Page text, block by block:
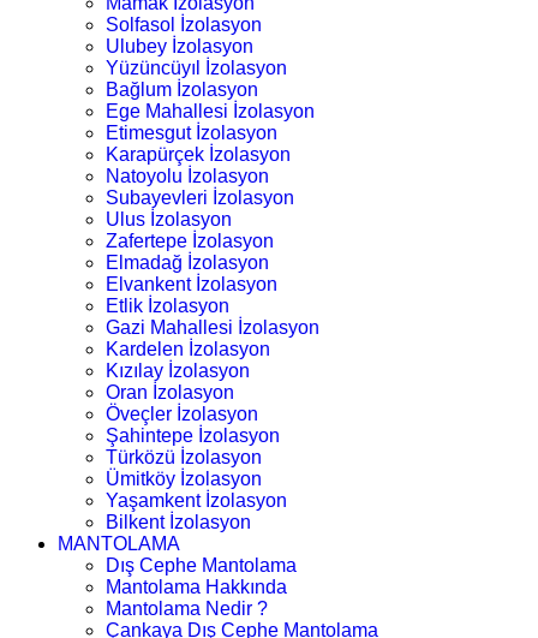
Solfasol İzolasyon
Ulubey İzolasyon
Yüzüncüyıl İzolasyon
Bağlum İzolasyon
Ege Mahallesi İzolasyon
Etimesgut İzolasyon
Karapürçek İzolasyon
Natoyolu İzolasyon
Subayevleri İzolasyon
Ulus İzolasyon
Zafertepe İzolasyon
Elmadağ İzolasyon
Elvankent İzolasyon
Etlik İzolasyon
Gazi Mahallesi İzolasyon
Kardelen İzolasyon
Kızılay İzolasyon
Oran İzolasyon
Öveçler İzolasyon
Şahintepe İzolasyon
Türközü İzolasyon
Ümitköy İzolasyon
Yaşamkent İzolasyon
Bilkent İzolasyon
MANTOLAMA
Dış Cephe Mantolama
Mantolama Hakkında
Mantolama Nedir ?
Çankaya Dış Cephe Mantolama